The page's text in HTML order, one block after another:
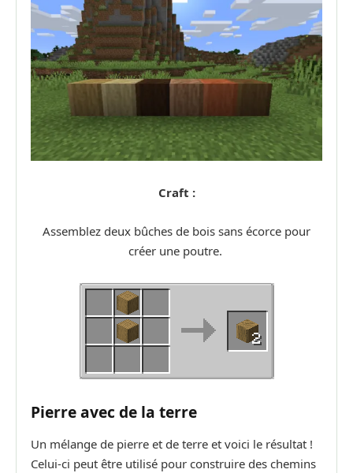
Craft :
Assemblez deux bûches de bois sans écorce pour
créer une poutre.
Pierre avec de la terre
Un mélange de pierre et de terre et voici le résultat !
Celui-ci peut être utilisé pour construire des chemins